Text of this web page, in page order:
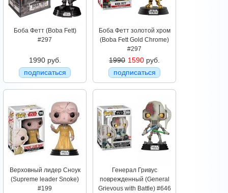
Боба Фетт (Boba Fett)
#297
1990 руб.
подписаться
Боба Фетт золотой хром
(Boba Fett Gold Chrome)
#297
1990 1590 руб.
подписаться
Верховный лидер Сноук
(Supreme leader Snoke)
#199
Генерал Гривус
поврежденный (General
Grievous with Battle) #646